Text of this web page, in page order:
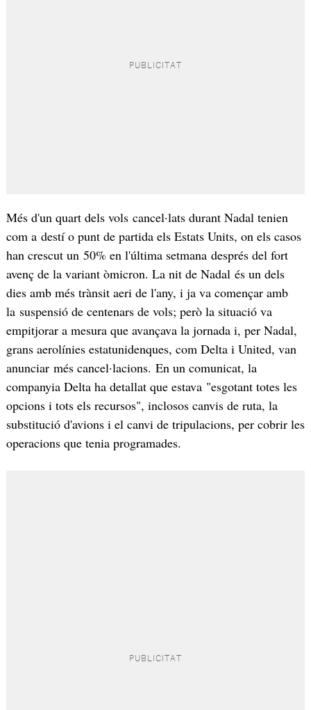
Més d'un quart dels vols cancel·lats durant Nadal tenien
com a destí o punt de partida els Estats Units, on els casos
han crescut un 50% en l'última setmana després del fort
avenç de la variant òmicron. La nit de Nadal és un dels
dies amb més trànsit aeri de l'any, i ja va començar amb
la suspensió de centenars de vols; però la situació va
empitjorar a mesura que avançava la jornada i, per Nadal,
grans aerolínies estatunidenques, com Delta i United, van
anunciar més cancel·lacions. En un comunicat, la
companyia Delta ha detallat que estava "esgotant totes les
opcions i tots els recursos", inclosos canvis de ruta, la
substitució d'avions i el canvi de tripulacions, per cobrir les
operacions que tenia programades.